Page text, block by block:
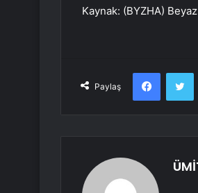
Kaynak: (BYZHA)
Paylaş